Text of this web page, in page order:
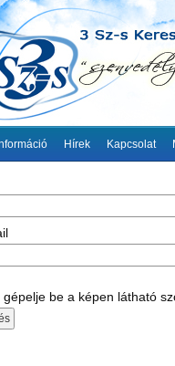
Hírek Kapcsolat
gépelje be a képen látható